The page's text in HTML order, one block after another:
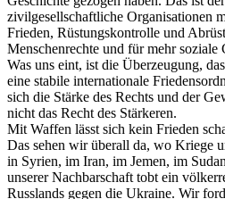
zivilgesellschaftliche Organisationen
Frieden, Rüstungskontrolle und
Menschenrechte und für mehr soziale
Was uns eint, ist die Überzeugung,
eine stabile internationale
sich die Stärke des Rechts und der
nicht das Recht des Stärkeren.
Mit Waffen lässt sich kein Frieden
Das sehen wir überall da, wo Kriege
in Syrien, im Iran, im Jemen, im
unserer Nachbarschaft tobt ein
Russlands gegen die Ukraine. Wir